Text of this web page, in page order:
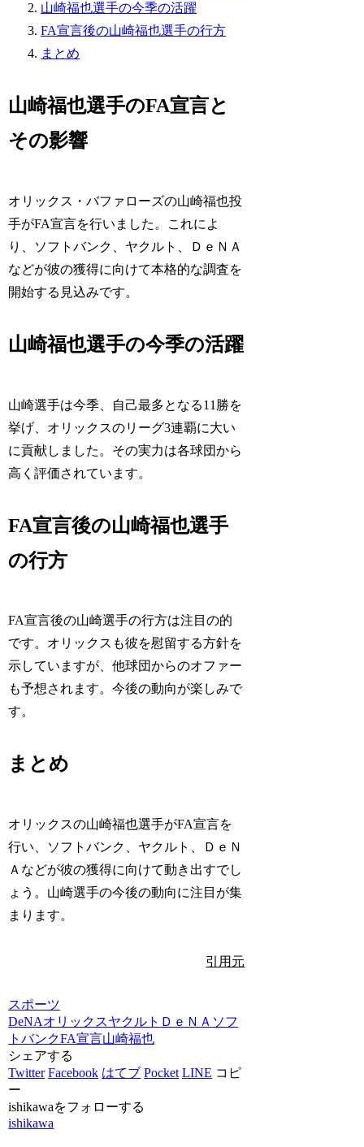
山崎福也選手の今季の活躍
FA宣言後の山崎福也選手の行方
まとめ
山崎福也選手のFA宣言と
その影響
オリックス・バファローズの山崎福也投
手がFA宣言を行いました。これによ
り、ソフトバンク、ヤクルト、ＤｅＮＡ
などが彼の獲得に向けて本格的な調査を
開始する見込みです。
山崎福也選手の今季の活躍
山崎選手は今季、自己最多となる11勝を
挙げ、オリックスのリーグ3連覇に大い
に貢献しました。その実力は各球団から
高く評価されています。
FA宣言後の山崎福也選手
の行方
FA宣言後の山崎選手の行方は注目の的
です。オリックスも彼を慰留する方針を
示していますが、他球団からのオファー
も予想されます。今後の動向が楽しみで
す。
まとめ
オリックスの山崎福也選手がFA宣言を
行い、ソフトバンク、ヤクルト、ＤｅＮ
Ａなどが彼の獲得に向けて動き出すでし
ょう。山崎選手の今後の動向に注目が集
まります。
引用元
スポーツ
DeNAオリックスヤクルト ＤｅＮＡ ソフ
トバンクFA宣言山崎福也
シェアする
Twitter Facebook はてブ Pocket LINE コピ
ー
ishikawaをフォローする
ishikawa